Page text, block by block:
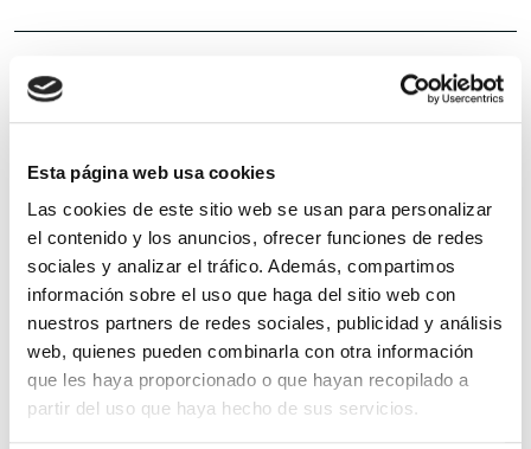
Esta página web usa cookies
Las cookies de este sitio web se usan para personalizar
el contenido y los anuncios, ofrecer funciones de redes
sociales y analizar el tráfico. Además, compartimos
información sobre el uso que haga del sitio web con
nuestros partners de redes sociales, publicidad y análisis
web, quienes pueden combinarla con otra información
que les haya proporcionado o que hayan recopilado a
partir del uso que haya hecho de sus servicios.